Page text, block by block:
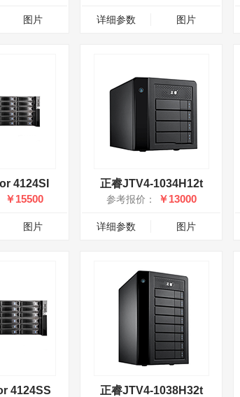
图片 详细参数 图片
4124SI
￥15500
图片
正睿JTV4-1034H12t
参考报价： ￥13000
详细参数 图片
4124SS 正睿JTV4-1038H32t